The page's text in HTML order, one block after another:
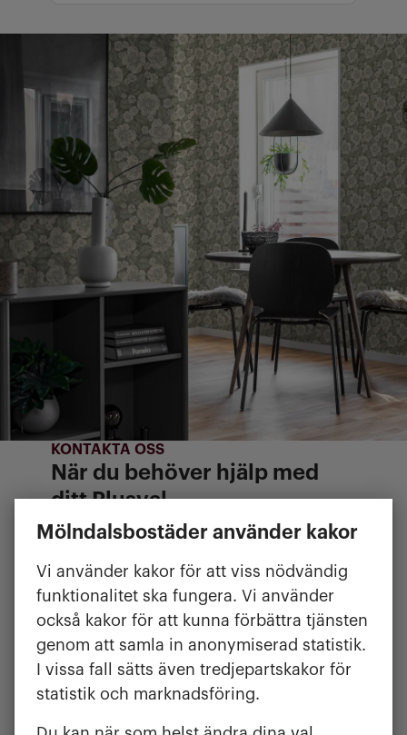
Mölndalsbostäder använder kakor
Vi använder kakor för att viss nödvändig
funktionalitet ska fungera. Vi använder
också kakor för att kunna förbättra tjänsten
genom att samla in anonymiserad statistik.
I vissa fall sätts även tredjepartskakor för
statistik och marknadsföring.
KONTAKTA OSS
När du behöver hjälp med
ditt Plusval
Behöver du rådgivning är du
gör du det via Mina sidor eller mejl.
Skriv gärna vad du vill ha hjälp med så
bokar vi telefonrådgivning eller ett
besök i vår utställning hos oss på
Häradsgatan 1. Här har vi prover på
tapeter, köksluckor med mera. Ibland är